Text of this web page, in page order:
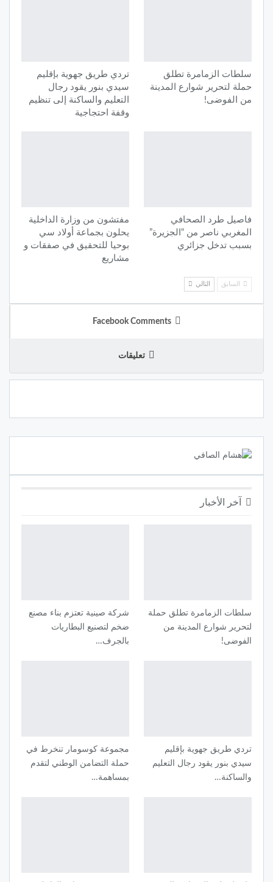
سلطات الزمامرة تطلق
حملة لتحرير شوارع المدينة
من الفوضى!
تردي طريق جهوية بإقليم
سيدي بنور يقود رجال
التعليم والساكنة إلى تنظيم
وقفة احتجاجية
فاصيل طرد الصحافي
المغربي ناصر من “الجزيرة”
بسبب تدخل جزائري
مفتشون من وزارة الداخلية
يحلون بجماعة أولاد سي
بوحيا للتحقيق في صفقات و
مشاريع
السابق التالي
Facebook Comments
تعليقات
آخر الأخبار
سلطات الزمامرة تطلق حملة
لتحرير شوارع المدينة من
الفوضى!
شركة صينية تعتزم بناء مصنع
ضخم لتصنيع البطاريات
بالجرف…
تردي طريق جهوية بإقليم
سيدي بنور يقود رجال التعليم
والساكنة…
مجموعة كوسومار تنخرط في
حملة التضامن الوطني لتقدم
بمساهمة…